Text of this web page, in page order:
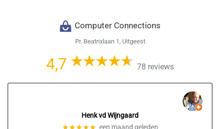
Computer Connections
Pr. Beatrixlaan 1, Uitgeest
4,7 78 reviews
Henk vd Wijngaard
★★★★★ een maand geleden